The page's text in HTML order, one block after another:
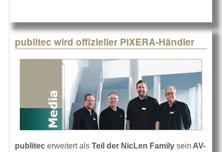
publitec wird offizieller PIXERA-Händler
publitec erweitert als Teil der NicLen Family sein AV-